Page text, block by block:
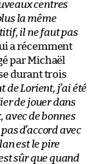
centres
la même
il ne faut pas
a récemment
par Michaël
durant trois
de Lorient, j’ai été
de jouer dans
avec de bonnes
d’accord avec
est le pire
sûr que quand